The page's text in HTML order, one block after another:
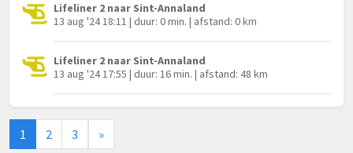
Lifeliner 2 naar Sint-Annaland
13 aug '24 18:11 | duur: 0 min. | afstand: 0 km
Lifeliner 2 naar Sint-Annaland
13 aug '24 17:55 | duur: 16 min. | afstand: 48 km
1 2 3 »